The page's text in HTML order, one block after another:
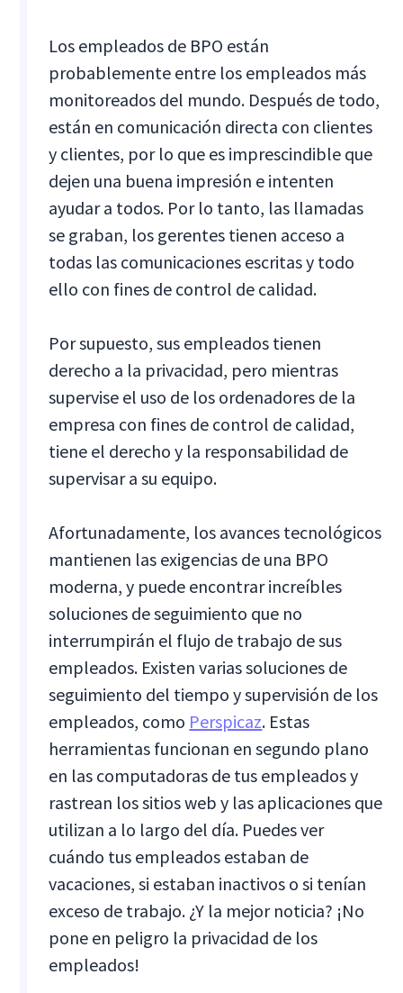
Los empleados de BPO están
probablemente entre los empleados más
monitoreados del mundo. Después de todo,
están en comunicación directa con clientes
y clientes, por lo que es imprescindible que
dejen una buena impresión e intenten
ayudar a todos. Por lo tanto, las llamadas
se graban, los gerentes tienen acceso a
todas las comunicaciones escritas y todo
ello con fines de control de calidad.
Por supuesto, sus empleados tienen
derecho a la privacidad, pero mientras
supervise el uso de los ordenadores de la
empresa con fines de control de calidad,
tiene el derecho y la responsabilidad de
supervisar a su equipo.
Afortunadamente, los avances tecnológicos
mantienen las exigencias de una BPO
moderna, y puede encontrar increíbles
soluciones de seguimiento que no
interrumpirán el flujo de trabajo de sus
empleados. Existen varias soluciones de
seguimiento del tiempo y supervisión de los
empleados, como Perspicaz. Estas
herramientas funcionan en segundo plano
en las computadoras de tus empleados y
rastrean los sitios web y las aplicaciones que
utilizan a lo largo del día. Puedes ver
cuándo tus empleados estaban de
vacaciones, si estaban inactivos o si tenían
exceso de trabajo. ¿Y la mejor noticia? ¡No
pone en peligro la privacidad de los
empleados!